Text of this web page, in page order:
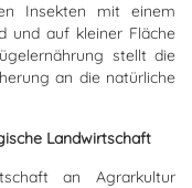
Insekten mit einem
und auf kleiner Fläche
stellt die
an die natürliche
Landwirtschaft
an Agrarkultur